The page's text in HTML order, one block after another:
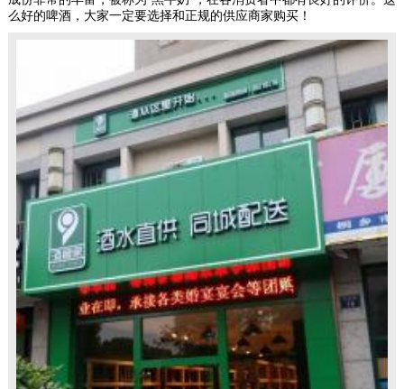
么好的啤酒，大家一定要选择和正规的供应商家购买！